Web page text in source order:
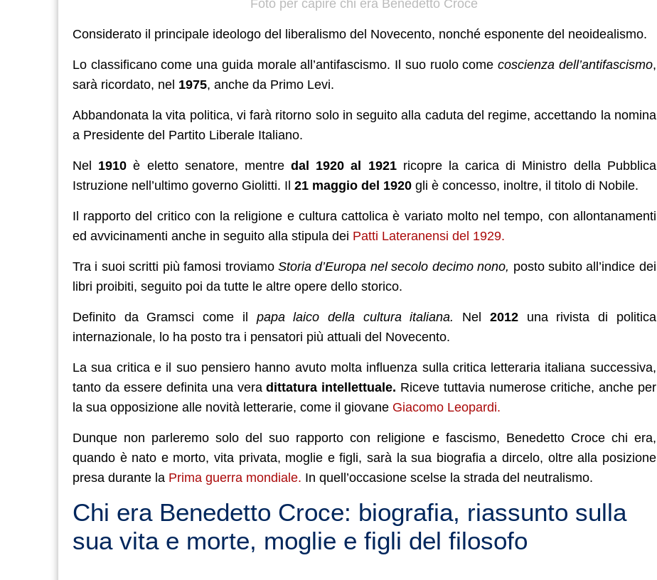
Foto per capire chi era Benedetto Croce
Considerato il principale ideologo del liberalismo del Novecento, nonché esponente del neoidealismo.
Lo classificano come una guida morale all’antifascismo. Il suo ruolo comecoscienza dell’antifascismo,
sarà ricordato, nel 1975, anche da Primo Levi.
Abbandonata la vita politica, vi farà ritorno solo in seguito alla caduta del regime, accettando la nomina
a Presidente del Partito Liberale Italiano.
Nel 1910 è eletto senatore, mentredal 1920 al 1921ricopre la carica di Ministro della Pubblica
Istruzione nell’ultimo governo Giolitti. Il 21 maggio del 1920 gli è concesso, inoltre, il titolo di Nobile.
Il rapporto del critico con la religione e cultura cattolica è variato molto nel tempo, con allontanamenti
ed avvicinamenti anche in seguito alla stipula dei Patti Lateranensi del 1929.
Tra i suoi scritti più famosi troviamo Storia d’Europa nel secolo decimo nono, posto subito all’indice dei
libri proibiti, seguito poi da tutte le altre opere dello storico.
Definito da Gramsci come il papa laico della cultura italiana. Nel 2012una rivista di politica
internazionale, lo ha posto tra i pensatori più attuali del Novecento.
La sua critica e il suo pensiero hanno avuto molta influenza sulla critica letteraria italiana successiva,
tanto da essere definita una veradittatura intellettuale. Riceve tuttavia numerose critiche, anche per
la sua opposizione alle novità letterarie, come il giovane Giacomo Leopardi.
Dunque non parleremo solo del suo rapporto con religione e fascismo, Benedetto Croce chi era,
quando è nato e morto, vita privata, moglie e figli, sarà la sua biografia a dircelo, oltre alla posizione
presa durante la Prima guerra mondiale. In quell’occasione scelse la strada del neutralismo.
Chi era Benedetto Croce: biografia, riassunto sulla
sua vita e morte, moglie e figli del filosofo